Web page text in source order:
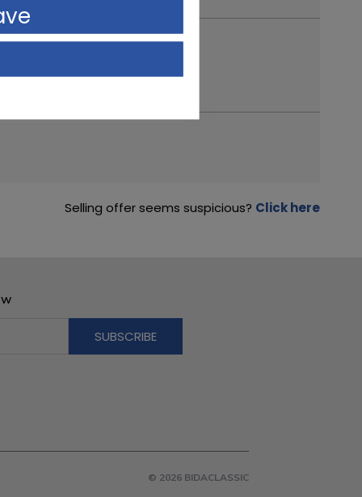
Selling offer seems suspicious? Click here
© 2026 BIDACLASSIC